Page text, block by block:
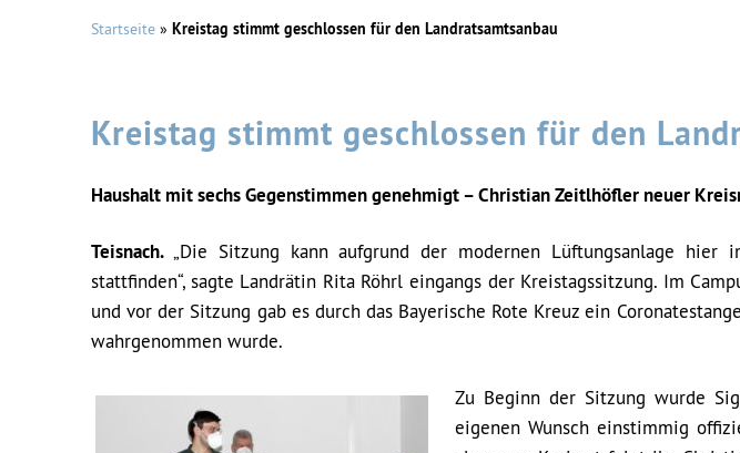
Startseite » Kreistag stimmt geschlossen für den Landratsamtsanbau
Kreistag stimmt geschlossen für den
Haushalt mit sechs Gegenstimmen genehmigt – Christian Zeitlhöfler neuer
Teisnach. „Die Sitzung kann aufgrund der modernen Lüftungsanlage hier
stattfinden“, sagte Landrätin Rita Röhrl eingangs der Kreistagssitzung. Im
und vor der Sitzung gab es durch das Bayerische Rote Kreuz ein
wahrgenommen wurde.
Zu Beginn der Sitzung wurde
eigenen Wunsch einstimmig